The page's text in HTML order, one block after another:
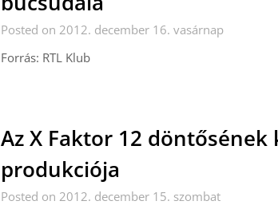
Posted on 2012. december 16. vasárnap
Forrás: RTL Klub
Az X Faktor 12 döntősének
produkciója
Posted on 2012. december 15. szombat